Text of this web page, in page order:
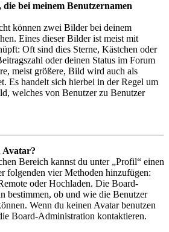
bei meinem Benutzernamen
können zwei Bilder bei deinem
Eines dieser Bilder ist meist mit
Oft sind dies Sterne, Kästchen oder
oder deinen Status im Forum
meist größere, Bild wird auch als
Es handelt sich hierbei in der Regel um
welches von Benutzer zu Benutzer
Avatar?
Bereich kannst du unter „Profil“ einen
folgenden vier Methoden hinzufügen:
oder Hochladen. Die Board-
bestimmen, ob und wie die Benutzer
Wenn du keinen Avatar benutzen
Board-Administration kontaktieren.